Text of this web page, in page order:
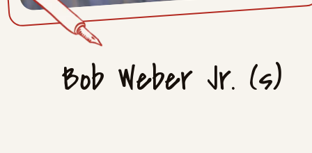
Bob Weber Jr. (s)